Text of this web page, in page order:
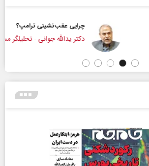
چرایی عقب‌نشینی ترامپ؟
دکتر یدالله جوانی - تحلیلگر مسائل سیاسی